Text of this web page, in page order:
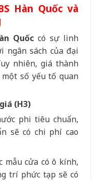
Hàn Quốc và
Quốc có sự linh
ngân sách của đại
nhiên, giá thành
số yếu tố quan
(H3)
phi tiêu chuẩn,
sẽ có chi phí cao
mẫu cửa có ô kính,
trí phức tạp sẽ có